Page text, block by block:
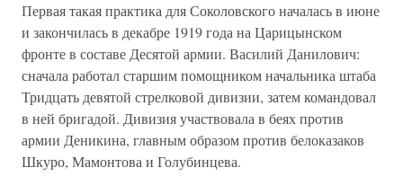
Первая такая практика для Соколовского началась в июне
и закончилась в декабре 1919 года на Царицынском
фронте в составе Десятой армии. Василий Данилович:
сначала работал старшим помощником начальника штаба
Тридцать девятой стрелковой дивизии, затем командовал
в ней бригадой. Дивизия участвовала в беях против
армии Деникина, главным образом против белоказаков
Шкуро, Мамонтова и Голубинцева.